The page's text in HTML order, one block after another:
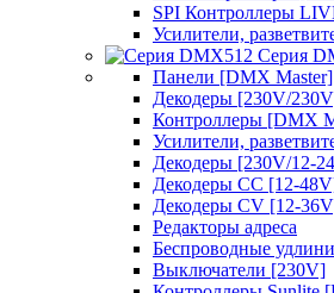
SPI Контроллеры
Усилители,
Серия
Панели [DMX Master]
Декодеры [230V/
Контроллеры [DMX
Усилители,
Декодеры [230V/12-
Декодеры CC [12-
Декодеры CV [12-
Редакторы адреса
Беспроводные
Выключатели [230V]